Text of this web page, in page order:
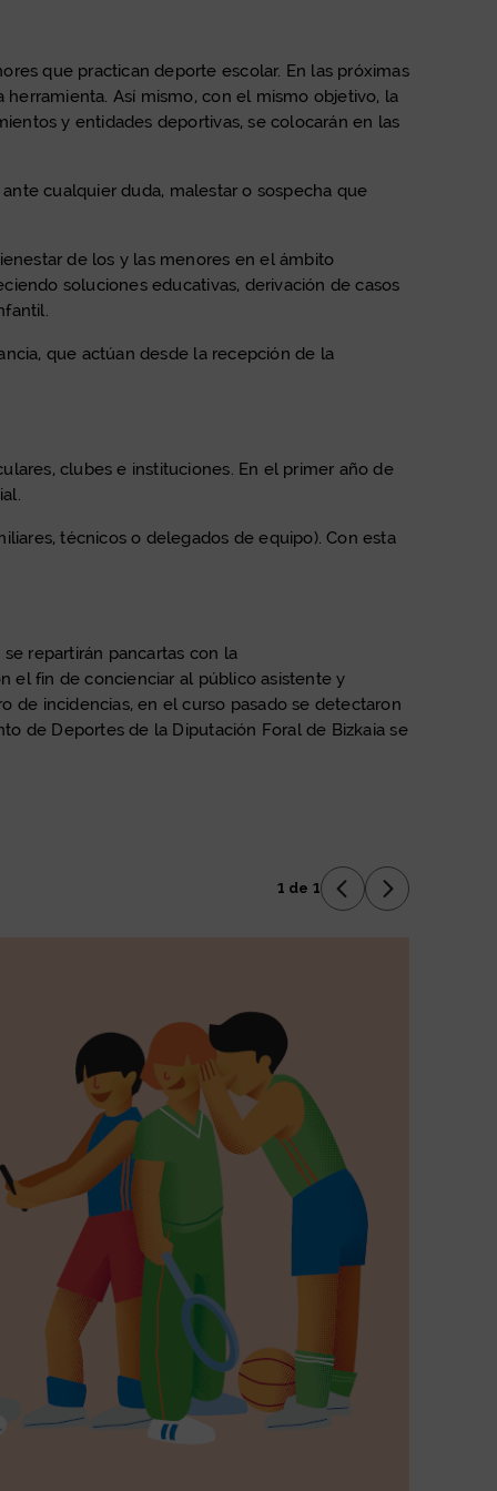
que practican deporte escolar. En las próximas
Así mismo, con el mismo objetivo, la
y entidades deportivas, se colocarán en las
cualquier duda, malestar o sospecha que
de los y las menores en el ámbito
soluciones educativas, derivación de casos
que actúan desde la recepción de la
clubes e instituciones. En el primer año de
técnicos o delegados de equipo). Con esta
repartirán pancartas con la
el fin de concienciar al público asistente y
de incidencias, en el curso pasado se detectaron
de Deportes de la Diputación Foral de Bizkaia se
1 de 1
AnteriorSiguiente